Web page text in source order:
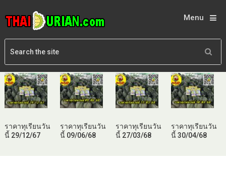
Menu
ราคาทุเรียนวัน
นี้ 29/12/67
ราคาทุเรียนวัน
นี้ 09/06/68
ราคาทุเรียนวัน
นี้ 27/03/68
ราคาทุเรียนวัน
นี้ 30/04/68